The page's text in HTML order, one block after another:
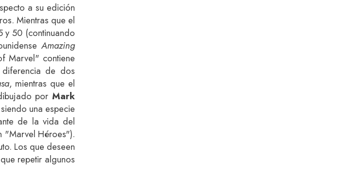
a su edición
Mientras que el
50 (continuando
Amazing
Marvel" contiene
de dos
, mientras que el
por Mark
una especie
de la vida del
"Marvel Héroes").
Los que deseen
repetir algunos